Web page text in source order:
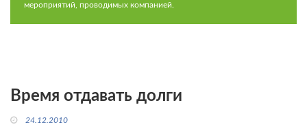
мероприятий, проводимых компанией.
Время отдавать долги
24.12.2010